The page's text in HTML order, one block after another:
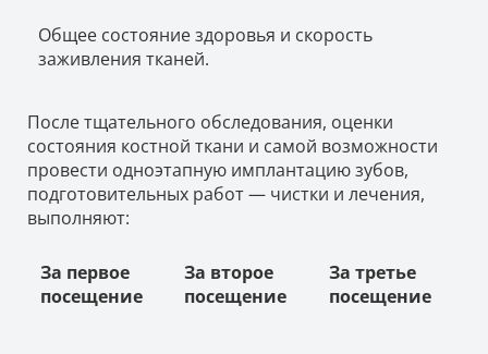
Общее состояние здоровья и скорость
заживления тканей.
После тщательного обследования, оценки
состояния костной ткани и самой возможности
провести одноэтапную имплантацию зубов,
подготовительных работ — чистки и лечения,
выполняют:
За первое
посещение
За второе
посещение
За третье
посещение